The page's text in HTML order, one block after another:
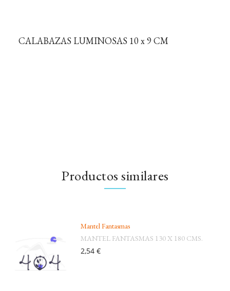
CALABAZAS LUMINOSAS 10 x 9 CM
Productos similares
Mantel Fantasmas
MANTEL FANTASMAS 130 X 180 CMS.
2,54 €